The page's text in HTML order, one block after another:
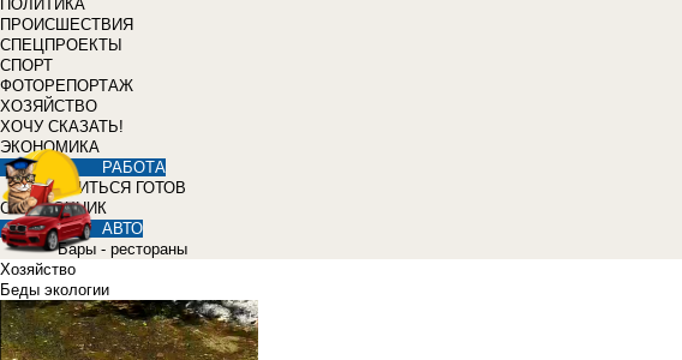
ПОЛИТИКА
ПРОИСШЕСТВИЯ
СПЕЦПРОЕКТЫ
СПОРТ
ФОТОРЕПОРТАЖ
ХОЗЯЙСТВО
ХОЧУ СКАЗАТЬ!
ЭКОНОМИКА
РАБОТА
УЧИТЬСЯ ГОТОВ
СПРАВОЧНИК
АВТО
Бары - рестораны
Хозяйство
Беды экологии